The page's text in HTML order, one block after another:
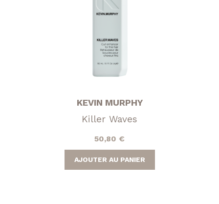
KEVIN MURPHY
Killer Waves
50,80 €
AJOUTER AU PANIER